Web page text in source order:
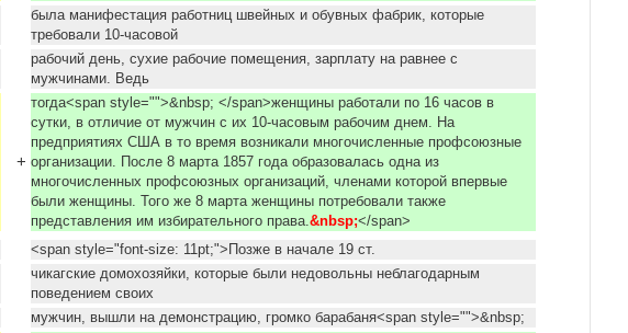
была манифестация работниц швейных и обувных фабрик, которые
требовали 10-часовой
рабочий день, сухие рабочие помещения, зарплату на равнее с
мужчинами. Ведь
+
тогда<span style="">&nbsp; </span>женщины работали по 16 часов в
сутки, в отличие от мужчин с их 10-часовым рабочим днем. На
предприятиях США в то время возникали многочисленные профсоюзные
организации. После 8 марта 1857 года образовалась одна из
многочисленных профсоюзных организаций, членами которой впервые
были женщины. Того же 8 марта женщины потребовали также
представления им избирательного права.&nbsp;</span>
<span style="font-size: 11pt;">Позже в начале 19 ст.
чикагские домохозяйки, которые были недовольны неблагодарным
поведением своих
мужчин, вышли на демонстрацию, громко барабаня<span style="">&nbsp;